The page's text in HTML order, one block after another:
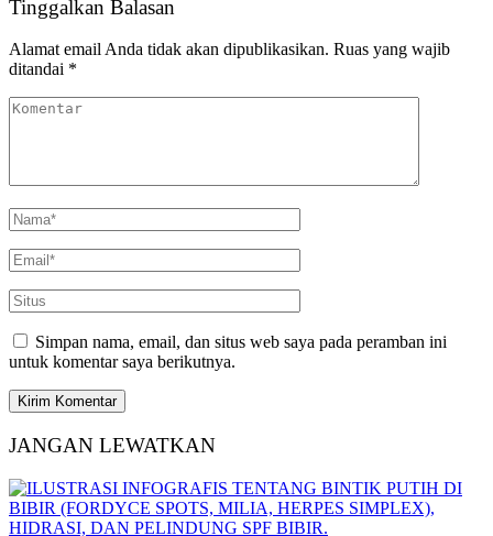
Tinggalkan Balasan
Alamat email Anda tidak akan dipublikasikan. Ruas yang wajib
ditandai *
Simpan nama, email, dan situs web saya pada peramban ini
untuk komentar saya berikutnya.
JANGAN LEWATKAN